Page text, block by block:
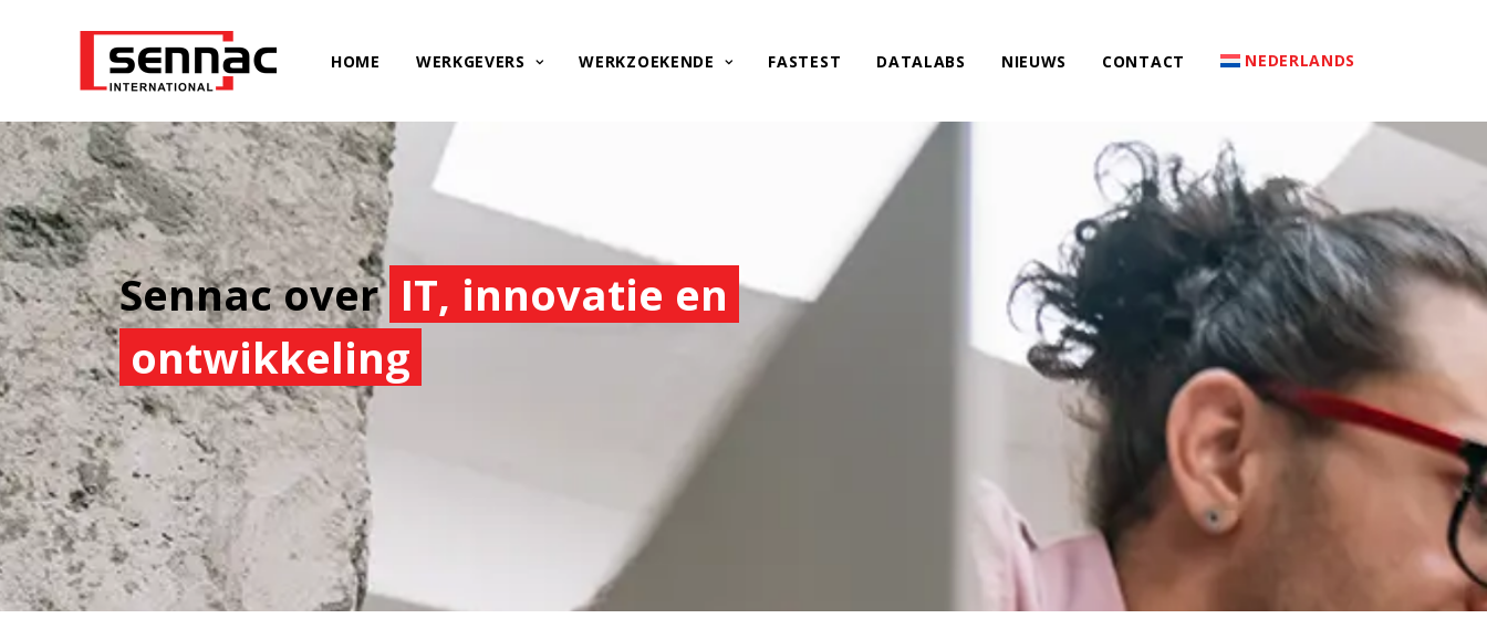
HOME WERKGEVERS WERKZOEKENDE FASTEST DATALABS NIEUWS CONTACT NEDERLANDS
Sennac over IT, innovatie en
ontwikkeling